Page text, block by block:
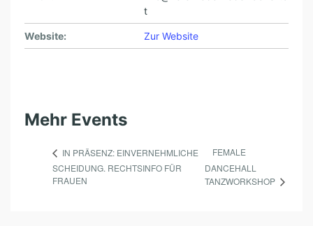
F
T
I
t
Website: Zur Website
Mehr Events
IN PRÄSENZ: EINVERNEHMLICHE
SCHEIDUNG. RECHTSINFO FÜR
FRAUEN
FEMALE
DANCEHALL
TANZWORKSHOP